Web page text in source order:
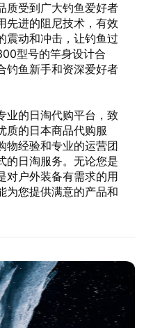
质受到广大钓鱼爱好者
先进的阻尼技术，有效
震动和冲击，让钓鱼过
型号的竿身设计合
钓鱼新手和资深爱好者
业的日淘代购平台，致
质的日本商品代购服
物经验和专业的运营团
的日淘服务。无论您是
对户外装备有需求的用
为您提供满意的产品和